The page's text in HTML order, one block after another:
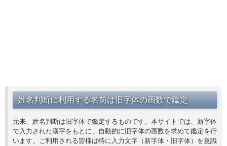
姓名判断に利用する名前は旧字体の画数で鑑定
元来、姓名判断は旧字体で鑑定するものです。本サイトでは、新字体
で入力された漢字をもとに、自動的に旧字体の画数を求めて鑑定を行
います。ご利用される皆様は特に入力文字（新字体・旧字体）を意識